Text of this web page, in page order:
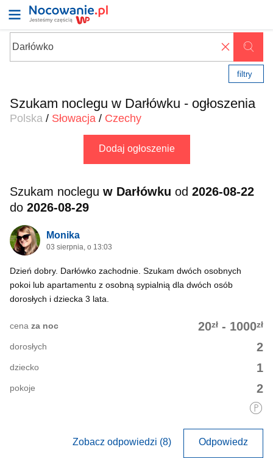
✖
filtry
Szukam noclegu w Darłówku - ogłoszenia
Polska / Słowacja / Czechy
Dodaj ogłoszenie
Szukam noclegu w Darłówku od 2026-08-22
do 2026-08-29
Monika
03 sierpnia, o 13:03
Dzień dobry. Darłówko zachodnie. Szukam dwóch osobnych
pokoi lub apartamentu z osobną sypialnią dla dwóch osób
dorosłych i dziecka 3 lata.
20zł - 1000zł
cena za noc
2
dorosłych
1
dziecko
2
pokoje
Zobacz odpowiedzi (8) Odpowiedz